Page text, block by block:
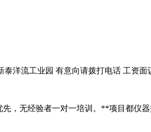
洋流工业园 有意向请拨打电话 工资面
，无经验者一对一培训。**项目都仪